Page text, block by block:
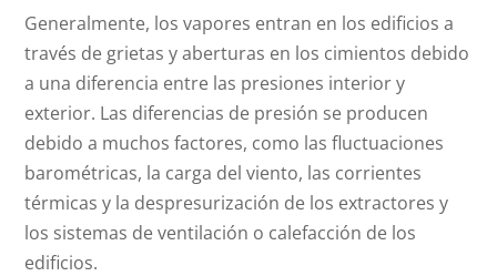
Generalmente, los vapores entran en los edificios a
través de grietas y aberturas en los cimientos debido
a una diferencia entre las presiones interior y
exterior. Las diferencias de presión se producen
debido a muchos factores, como las fluctuaciones
barométricas, la carga del viento, las corrientes
térmicas y la despresurización de los extractores y
los sistemas de ventilación o calefacción de los
edificios.